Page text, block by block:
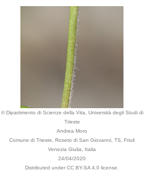
© Dipartimento di Scienze della Vita, Università degli Studi di
Trieste
Andrea Moro
Comune di Trieste, Roseto di San Giovanni, TS, Friuli
Venezia Giulia, Italia
24/04/2020
Distributed under CC BY-SA 4.0 license.